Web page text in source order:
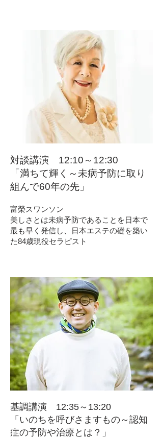
対談講演 12:10～12:30
「満ちて輝く～未病予防に取り
組んで60年の先」
富榮スワンソン
美しさとは未病予防であることを日本で
最も早く発信し、日本エステの礎を築い
た84歳現役セラピスト
基調講演 12:35～13:20
「いのちを呼びさますもの～認知
症の予防や治療とは？」